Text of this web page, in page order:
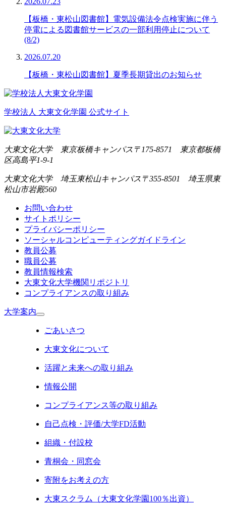
【板橋・東松山図書館】電気設備法令点検実施に伴う
停電による図書館サービスの一部利用停止について
(8/2)
2026.07.20
【板橋・東松山図書館】夏季長期貸出のお知らせ
学校法人 大東文化学園 公式サイト
大東文化大学 東京板橋キャンパス 〒175-8571 東京都板橋
区高島平1-9-1
大東文化大学 埼玉東松山キャンパス 〒355-8501 埼玉県東
松山市岩殿560
お問い合わせ
サイトポリシー
プライバシーポリシー
ソーシャルコンピューティングガイドライン
教員公募
職員公募
教員情報検索
大東文化大学機関リポジトリ
コンプライアンスの取り組み
大学案内
ごあいさつ
大東文化について
活躍と未来への取り組み
情報公開
コンプライアンス等の取り組み
自己点検・評価/大学FD活動
組織・付設校
青桐会・同窓会
寄附をお考えの方
大東スクラム（大東文化学園100％出資）